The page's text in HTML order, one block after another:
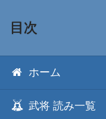
目次
ホーム
武将 読み一覧